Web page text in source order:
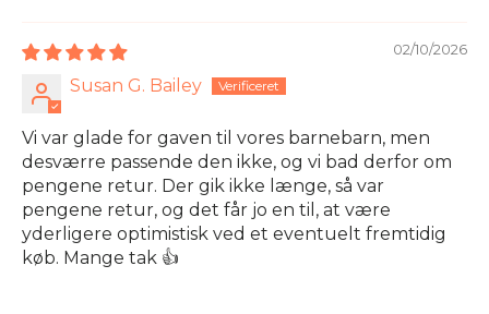
02/10/2026
Susan G. Bailey
Vi var glade for gaven til vores barnebarn, men
desværre passende den ikke, og vi bad derfor om
pengene retur. Der gik ikke længe, så var
pengene retur, og det får jo en til, at være
yderligere optimistisk ved et eventuelt fremtidig
køb. Mange tak 👍